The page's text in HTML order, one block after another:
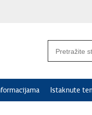
Istaknute